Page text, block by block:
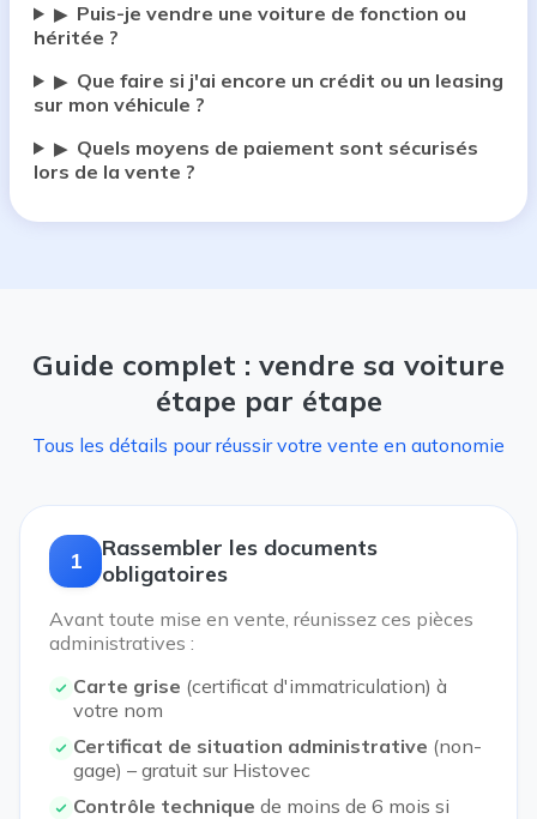
▶ Puis-je vendre une voiture de fonction ou
héritée ?
▶ Que faire si j'ai encore un crédit ou un leasing
sur mon véhicule ?
▶ Quels moyens de paiement sont sécurisés
lors de la vente ?
Guide complet : vendre sa voiture
étape par étape
Tous les détails pour réussir votre vente en autonomie
1
Rassembler les documents
obligatoires
Avant toute mise en vente, réunissez ces pièces
administratives :
Carte grise (certificat d'immatriculation) à
votre nom
Certificat de situation administrative (non-
gage) – gratuit sur Histovec
Contrôle technique de moins de 6 mois si